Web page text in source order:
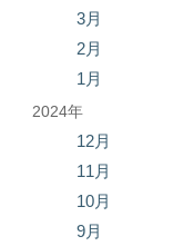
3月
2月
1月
2024年
12月
11月
10月
9月